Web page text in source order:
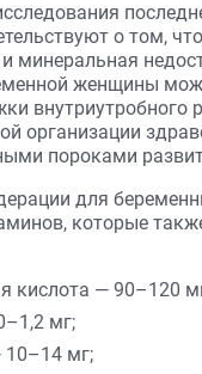
о том,
минеральная
женщины
организации
пороками
для
которые
кислота — 90–120
мг;
мг;